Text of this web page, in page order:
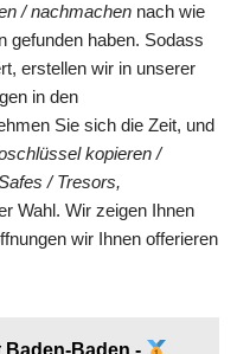
/ nachmachen nach wie
gefunden haben. Sodass
erstellen wir in unserer
in den
Sie sich die Zeit, und
kopieren /
/ Tresors,
Wahl. Wir zeigen Ihnen
wir Ihnen offerieren